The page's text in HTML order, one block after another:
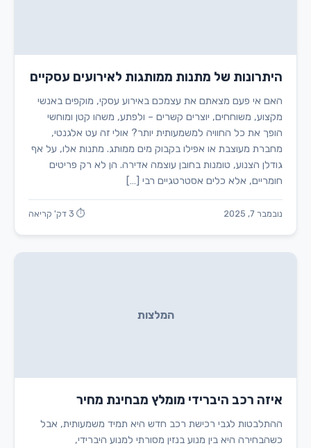
היתרונות של מתנות ממותגות לאירועים עסקיים
האם אי פעם מצאתם את עצמכם באירוע עסקי, מוקפים באנשי
מקצוע, משוחחים, יוצרים קשרים – ולפתע, משהו קטן ומוחשי
הופך את כל החוויה למשמעותית יותר? אולי זה עט אלגנטי,
מחברת מעוצבת או אפילו בקבוק מים ממותג. מתנות אלו, על אף
גודלן הצנוע, טומנות בחובן עוצמה אדירה. הן לא רק פריטים
חומריים, אלא כלים אסטרטגיים רבי […]
נובמבר 7, 2025 ⏱ 3 דק' קריאה
המלצות
איזה רכב היברידי מומלץ מבחינת מחיר
ההתלבטות לגבי רכישת רכב חדש היא תמיד משמעותית, אבל
כשהבחירה היא בין מנוע בנזין מסורתי למנוע היברידי,